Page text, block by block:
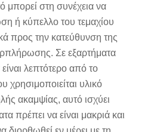
μπορεί στη συνέχεια να
ή κύπελλο του τεμαχίου
προς την κατεύθυνση της
Σε εξαρτήματα
λεπτότερο από το
υλικό
ακαμψίας, αυτό ισχύει
πρέπει να είναι μακριά και